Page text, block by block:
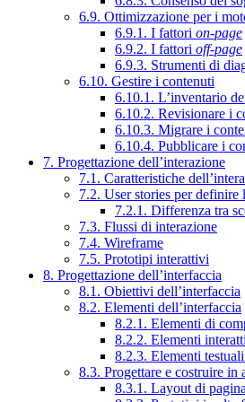
6.9. Ottimizzazione per i
6.9.1. I fattori on-page
6.9.2. I fattori off-page
6.9.3. Strumenti di
6.10. Gestire i contenuti
6.10.1. L’inventario
6.10.2. Revisionare i
6.10.3. Migrare i
6.10.4. Pubblicare i
7. Progettazione dell’interazione
7.1. Caratteristiche
7.2. User stories per definire
7.2.1. Differenza tra
7.3. Flussi di interazione
7.4. Wireframe
7.5. Prototipi interattivi
8. Progettazione dell’interfaccia
8.1. Obiettivi dell’interfaccia
8.2. Elementi dell’interfaccia
8.2.1. Elementi di
8.2.2. Elementi
8.2.3. Elementi
8.3. Progettare e costruire in
8.3.1. Layout di pagina